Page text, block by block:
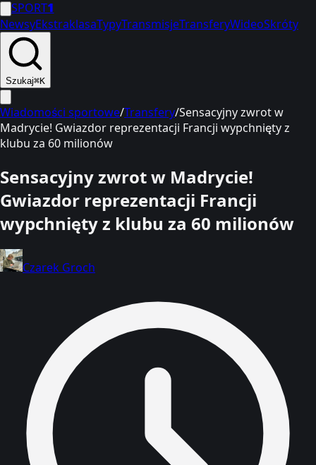
SPORT1
NewsyEkstraklasaTypyTransmisjeTransferyWideoSkróty
Szukaj⌘K
Wiadomości sportowe/Transfery/Sensacyjny zwrot w
Madrycie! Gwiazdor reprezentacji Francji wypchnięty z
klubu za 60 milionów
Sensacyjny zwrot w Madrycie!
Gwiazdor reprezentacji Francji
wypchnięty z klubu za 60 milionów
Czarek Groch